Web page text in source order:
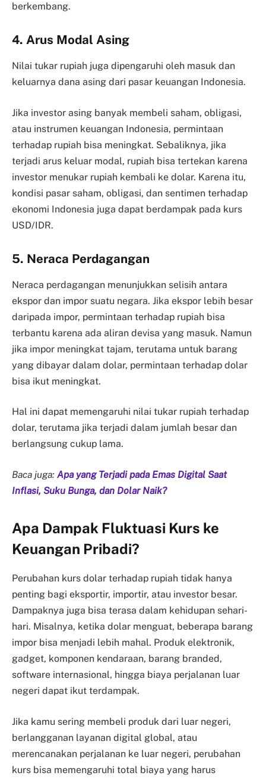
berkembang.
4. Arus Modal Asing
Nilai tukar rupiah juga dipengaruhi oleh masuk dan
keluarnya dana asing dari pasar keuangan Indonesia.
Jika investor asing banyak membeli saham, obligasi,
atau instrumen keuangan Indonesia, permintaan
terhadap rupiah bisa meningkat. Sebaliknya, jika
terjadi arus keluar modal, rupiah bisa tertekan karena
investor menukar rupiah kembali ke dolar. Karena itu,
kondisi pasar saham, obligasi, dan sentimen terhadap
ekonomi Indonesia juga dapat berdampak pada kurs
USD/IDR.
5. Neraca Perdagangan
Neraca perdagangan menunjukkan selisih antara
ekspor dan impor suatu negara. Jika ekspor lebih besar
daripada impor, permintaan terhadap rupiah bisa
terbantu karena ada aliran devisa yang masuk. Namun
jika impor meningkat tajam, terutama untuk barang
yang dibayar dalam dolar, permintaan terhadap dolar
bisa ikut meningkat.
Hal ini dapat memengaruhi nilai tukar rupiah terhadap
dolar, terutama jika terjadi dalam jumlah besar dan
berlangsung cukup lama.
Baca juga: Apa yang Terjadi pada Emas Digital Saat
Inflasi, Suku Bunga, dan Dolar Naik?
Apa Dampak Fluktuasi Kurs ke
Keuangan Pribadi?
Perubahan kurs dolar terhadap rupiah tidak hanya
penting bagi eksportir, importir, atau investor besar.
Dampaknya juga bisa terasa dalam kehidupan sehari-
hari. Misalnya, ketika dolar menguat, beberapa barang
impor bisa menjadi lebih mahal. Produk elektronik,
gadget, komponen kendaraan, barang branded,
software internasional, hingga biaya perjalanan luar
negeri dapat ikut terdampak.
Jika kamu sering membeli produk dari luar negeri,
berlangganan layanan digital global, atau
merencanakan perjalanan ke luar negeri, perubahan
kurs bisa memengaruhi total biaya yang harus